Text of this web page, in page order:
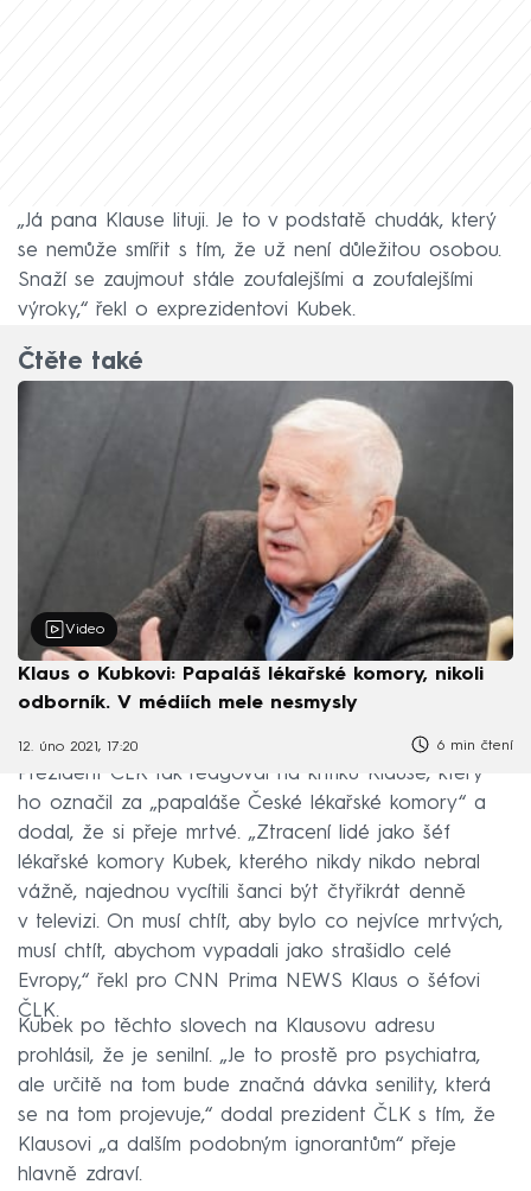
„Já pana Klause lituji. Je to v podstatě chudák, který
se nemůže smířit s tím, že už není důležitou osobou.
Snaží se zaujmout stále zoufalejšími a zoufalejšími
výroky,“ řekl o exprezidentovi Kubek.
Čtěte také
Video
Klaus o Kubkovi: Papaláš lékařské komory, nikoli
odborník. V médiích mele nesmysly
12. úno 2021, 17:20 6 min čtení
Prezident ČLK tak reagoval na kritiku Klause, který
ho označil za „papaláše České lékařské komory“ a
dodal, že si přeje mrtvé. „Ztracení lidé jako šéf
lékařské komory Kubek, kterého nikdy nikdo nebral
vážně, najednou vycítili šanci být čtyřikrát denně
v televizi. On musí chtít, aby bylo co nejvíce mrtvých,
musí chtít, abychom vypadali jako strašidlo celé
Evropy,“ řekl pro CNN Prima NEWS Klaus o šéfovi
ČLK.
Kubek po těchto slovech na Klausovu adresu
prohlásil, že je senilní. „Je to prostě pro psychiatra,
ale určitě na tom bude značná dávka senility, která
se na tom projevuje,“ dodal prezident ČLK s tím, že
Klausovi „a dalším podobným ignorantům“ přeje
hlavně zdraví.